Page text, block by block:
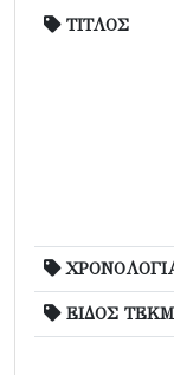
ΤΙΤΛΟΣ
ΕΙΔΟΣ